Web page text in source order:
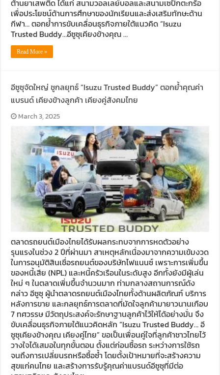
ต้านยาเสพติด ได้แก่ สนามวอลเลย์บอลและสนามเซปักตะกร้อ
เพื่อประโยชน์ด้านการศึกษาของนักเรียนและส่งเสริมทักษะด้าน
กีฬา… ตอกย้ำการขับเคลื่อนธุรกิจภายใต้แนวคิด “Isuzu
Trusted Buddy…อีซูซุเคียงข้างคุณ …
Read More »
อีซูซุจัดใหญ่ ชูกลยุทธ์ “Isuzu Trusted Buddy” ตอกย้ำคุณค่า
แบรนด์ เคียงข้างลูกค้า เคียงคู่สังคมไทย
March 3, 2025
ตลาดรถยนต์เมืองไทยได้รับผลกระทบจากการหดตัวอย่าง
รุนแรงในช่วง 2 ปีที่ผ่านมา สาเหตุหลักเนื่องมาจากความเข้มงวด
ในการอนุมัติสินเชื่อรถยนต์ของบริษัทไฟแนนซ์ เพราะการเพิ่มขึ้น
ของหนี้เสีย (NPL) และหนี้ครัวเรือนในระดับสูง อีกทั้งยังมีผู้เล่น
ใหม่ ๆ ในตลาดเพิ่มขึ้นจำนวนมาก ท่ามกลางสถานการณ์ดัง
กล่าว อีซูซุ ผู้นำตลาดรถยนต์เมืองไทยทั้งด้านผลิตภัณฑ์ บริการ
หลังการขาย และกลยุทธ์การตลาดที่มัดใจลูกค้ามายาวนานเกือบ
7 ทศวรรษ มีวัตถุประสงค์จะรักษาฐานลูกค้าไว้ให้ได้อย่างมั่น จึง
ขับเคลื่อนธุรกิจภายใต้แนวคิดหลัก “Isuzu Trusted Buddy… อี
ซูซุเคียงข้างคุณ เคียงคู่ไทย” ขอเป็นเพื่อนคู่ใจที่ลูกค้าชาวไทยไว้
วางใจได้เสมอในทุกขั้นตอน ตั้งแต่ก่อนซื้อรถ ระหว่างการใช้รถ
จนถึงการเปลี่ยนรถหรือซื้อซ้ำ โดยตั้งเป้าหมายที่จะสร้างความ
สุขแก่คนไทย และสร้างการรับรู้คุณค่าแบรนด์อีซูซุที่มีต่อ